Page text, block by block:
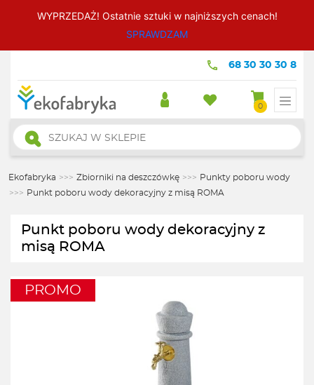
WYPRZEDAŻ! Ostatnie sztuki w najniższych cenach!
SPRAWDZAM
68 30 30 30 8
0
Wyszukiwarka
produktów
Ekofabryka >>> Zbiorniki na deszczówkę >>> Punkty poboru wody
>>> Punkt poboru wody dekoracyjny z misą ROMA
Punkt poboru wody dekoracyjny z
misą ROMA
PROMO